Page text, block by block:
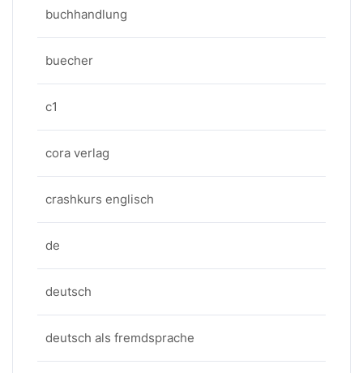
buchhandlung
buecher
c1
cora verlag
crashkurs englisch
de
deutsch
deutsch als fremdsprache